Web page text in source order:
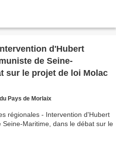
d'Hubert
de Seine-
sur le projet de loi Molac
Pays de Morlaix